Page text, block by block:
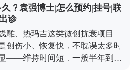
想知道更多关于MCR复合提升
方媒体平台（公众号、百家号、
详细了解。
拉扯皮肤缝合，自然容易出问
度恐慌，在正规医院找经验丰富
险都是能控制的。比如在做MCR
凭着精准的解剖知识避开重要神
，尽量减少对组织的创伤。还会
？袁强博士|怎么预约|挂号|联
诊
雕、热玛吉这类微创抗衰项目
创伤小、恢复快，不耽误太多时
——维持时间短，一般半年到一